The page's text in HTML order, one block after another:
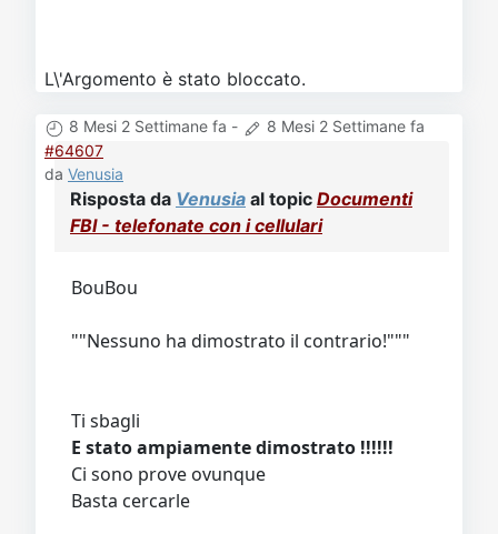
L\'Argomento è stato bloccato.
8 Mesi 2 Settimane fa -
8 Mesi 2 Settimane fa
#64607
da Venusia
Risposta da Venusia al topic Documenti
FBI - telefonate con i cellulari
BouBou
""Nessuno ha dimostrato il contrario!"""
Ti sbagli
E stato ampiamente dimostrato !!!!!!
Ci sono prove ovunque
Basta cercarle